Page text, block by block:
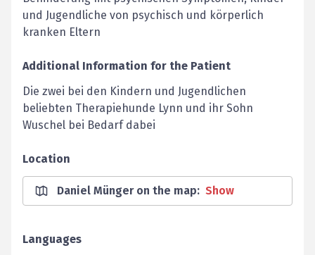
und Jugendliche von psychisch und körperlich
kranken Eltern
Additional Information for the Patient
Die zwei bei den Kindern und Jugendlichen
beliebten Therapiehunde Lynn und ihr Sohn
Wuschel bei Bedarf dabei
Location
Daniel Münger on the map: Show
Languages